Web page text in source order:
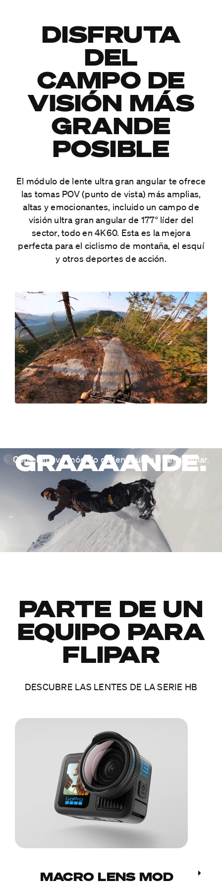
DISFRUTA
DEL
CAMPO DE
VISIÓN MÁS
GRANDE
POSIBLE
El módulo de lente ultra gran angular te ofrece
las tomas POV (punto de vista) más amplias,
altas y emocionantes, incluido un campo de
visión ultra gran angular de 177° líder del
sector, todo en 4K60. Esta es la mejora
perfecta para el ciclismo de montaña, el esquí
y otros deportes de acción.
GRAAAANDE.
Con el nuevo módulo de lente ultra gran angular.
PARTE DE UN
EQUIPO PARA
FLIPAR
DESCUBRE LAS LENTES DE LA SERIE HB
MACRO LENS MOD